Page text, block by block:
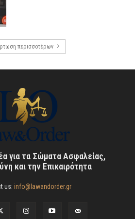
περισσοτέρων
για τα Σώματα Ασφαλείας,
και την Επικαιρότητα
us: info@lawandorder.gr